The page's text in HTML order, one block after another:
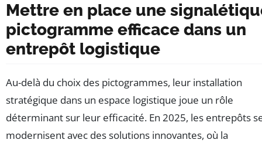
Mettre en place une
pictogramme efficace dans un
entrepôt logistique
Au-delà du choix des pictogrammes, leur installation
stratégique dans un espace logistique joue un rôle
déterminant sur leur efficacité. En 2025, les entrepôts
modernisent avec des solutions innovantes, où la